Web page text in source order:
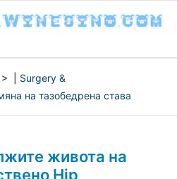
> | Surgery &
на тазобедрена става
живота на
Hip